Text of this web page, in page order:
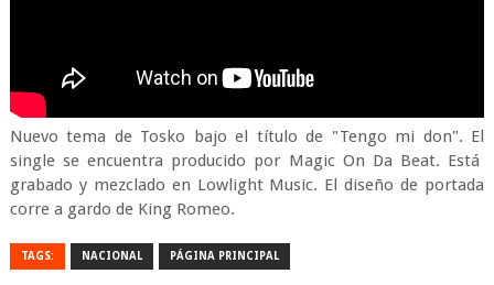
Nuevo tema de Tosko bajo el título de "Tengo mi don". El
single se encuentra producido por Magic On Da Beat. Está
grabado y mezclado en Lowlight Music. El diseño de portada
corre a gardo de King Romeo.
TAGS: NACIONAL PÁGINA PRINCIPAL